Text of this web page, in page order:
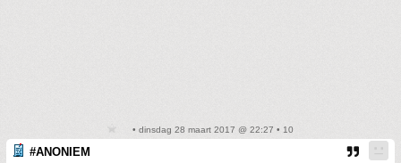
• dinsdag 28 maart 2017 @ 22:27 • 10
#ANONIEM